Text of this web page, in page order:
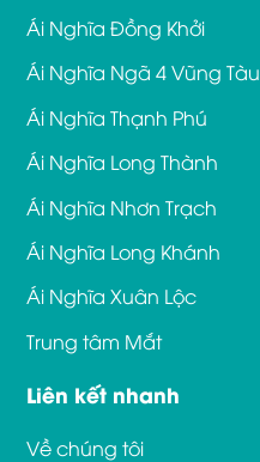
Ái Nghĩa Đồng Khởi
Ái Nghĩa Ngã 4 Vũng Tàu
Ái Nghĩa Thạnh Phú
Ái Nghĩa Long Thành
Ái Nghĩa Nhơn Trạch
Ái Nghĩa Long Khánh
Ái Nghĩa Xuân Lộc
Trung tâm Mắt
Liên kết nhanh
Về chúng tôi